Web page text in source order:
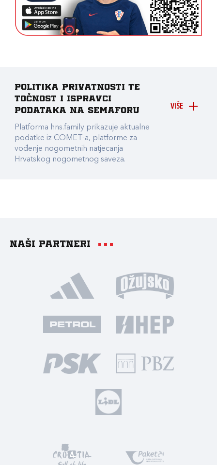
VIŠE
Politika privatnosti te
točnost i ispravci
podataka na Semaforu
Platforma hns.family prikazuje aktualne
podatke iz COMET-a, platforme za
vođenje nogometnih natjecanja
Hrvatskog nogometnog saveza.
Naši partneri